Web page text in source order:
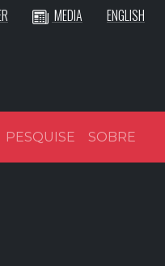
MEDIA ENGLISH
PESQUISE SOBRE